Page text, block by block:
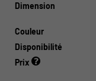
Dimension
Couleur
Disponibilité
Prix